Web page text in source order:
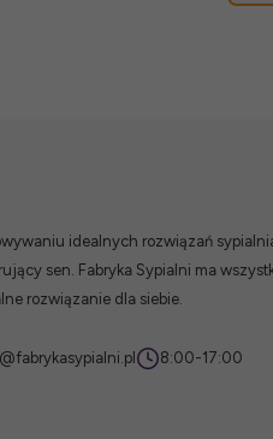
idealnych rozwiązań
sen. Fabryka Sypialni ma
rozwiązanie dla siebie.
8:00-17:00